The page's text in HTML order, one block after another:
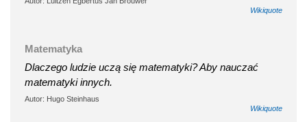
Wikiquote
Matematyka
Dlaczego ludzie uczą się matematyki? Aby nauczać
matematyki innych.
Autor: Hugo Steinhaus
Wikiquote